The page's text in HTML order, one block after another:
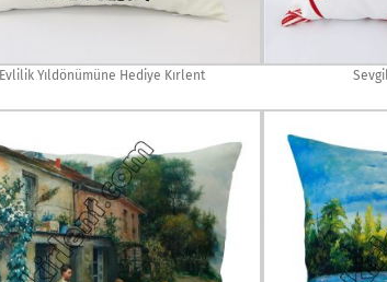
Evlilik Yıldönümüne Hediye Kırlent